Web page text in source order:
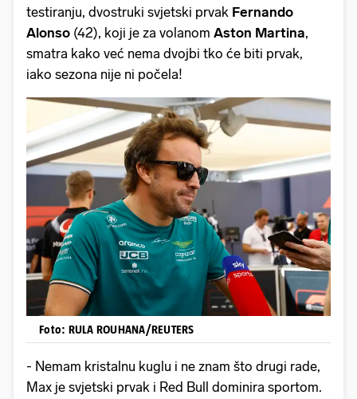
testiranju, dvostruki svjetski prvak Fernando
Alonso (42), koji je za volanom Aston Martina,
smatra kako već nema dvojbi tko će biti prvak,
iako sezona nije ni počela!
Foto: RULA ROUHANA/REUTERS
- Nemam kristalnu kuglu i ne znam što drugi rade,
Max je svjetski prvak i Red Bull dominira sportom.